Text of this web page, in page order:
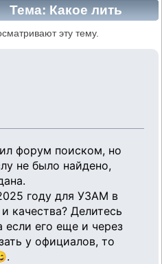
Тема: Какое лить
на 2025 год.
эту тему.
форум поиском, но
не было найдено,
году для УЗАМ в
качества? Делитесь
его еще и через
у официалов, то